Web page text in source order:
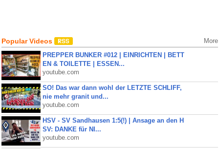
Popular Videos More
PREPPER BUNKER #012 | EINRICHTEN | BETT
EN & TOILETTE | ESSEN...
youtube.com
SO! Das war dann wohl der LETZTE SCHLIFF,
nie mehr granit und...
youtube.com
HSV - SV Sandhausen 1:5(!) | Ansage an den H
SV: DANKE für NI...
youtube.com